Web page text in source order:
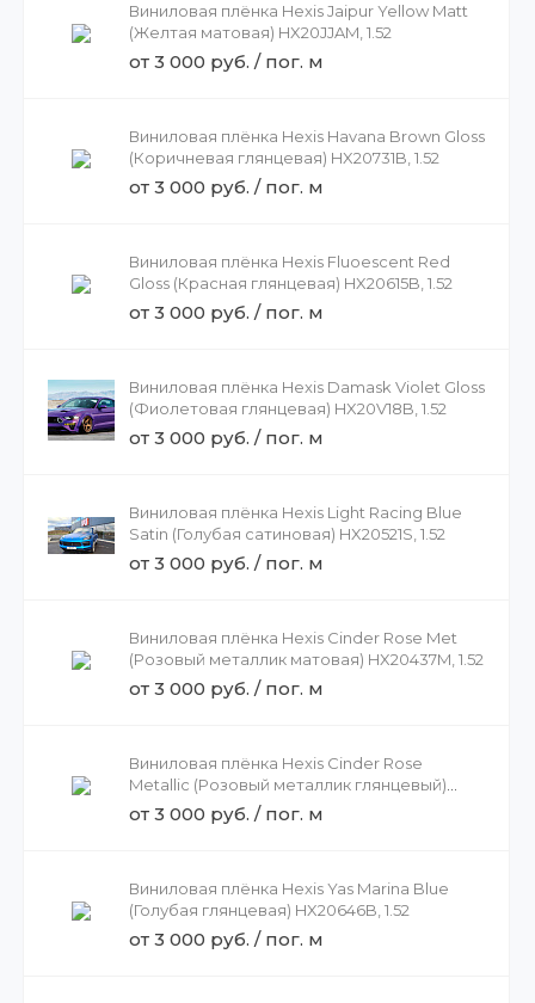
Виниловая плёнка Hexis Jaipur Yellow Matt
(Желтая матовая) HX20JJAM, 1.52
от 3 000 руб. / пог. м
Виниловая плёнка Hexis Havana Brown Gloss
(Коричневая глянцевая) HX20731B, 1.52
от 3 000 руб. / пог. м
Виниловая плёнка Hexis Fluoescent Red
Gloss (Красная глянцевая) HX20615B, 1.52
от 3 000 руб. / пог. м
Виниловая плёнка Hexis Damask Violet Gloss
(Фиолетовая глянцевая) HX20V18B, 1.52
от 3 000 руб. / пог. м
Виниловая плёнка Hexis Light Racing Blue
Satin (Голубая сатиновая) HX20521S, 1.52
от 3 000 руб. / пог. м
Виниловая плёнка Hexis Cinder Rose Met
(Розовый металлик матовая) HX20437M, 1.52
от 3 000 руб. / пог. м
Виниловая плёнка Hexis Cinder Rose
Metallic (Розовый металлик глянцевый)
HX20437B, 1.52
от 3 000 руб. / пог. м
Виниловая плёнка Hexis Yas Marina Blue
(Голубая глянцевая) HX20646B, 1.52
от 3 000 руб. / пог. м